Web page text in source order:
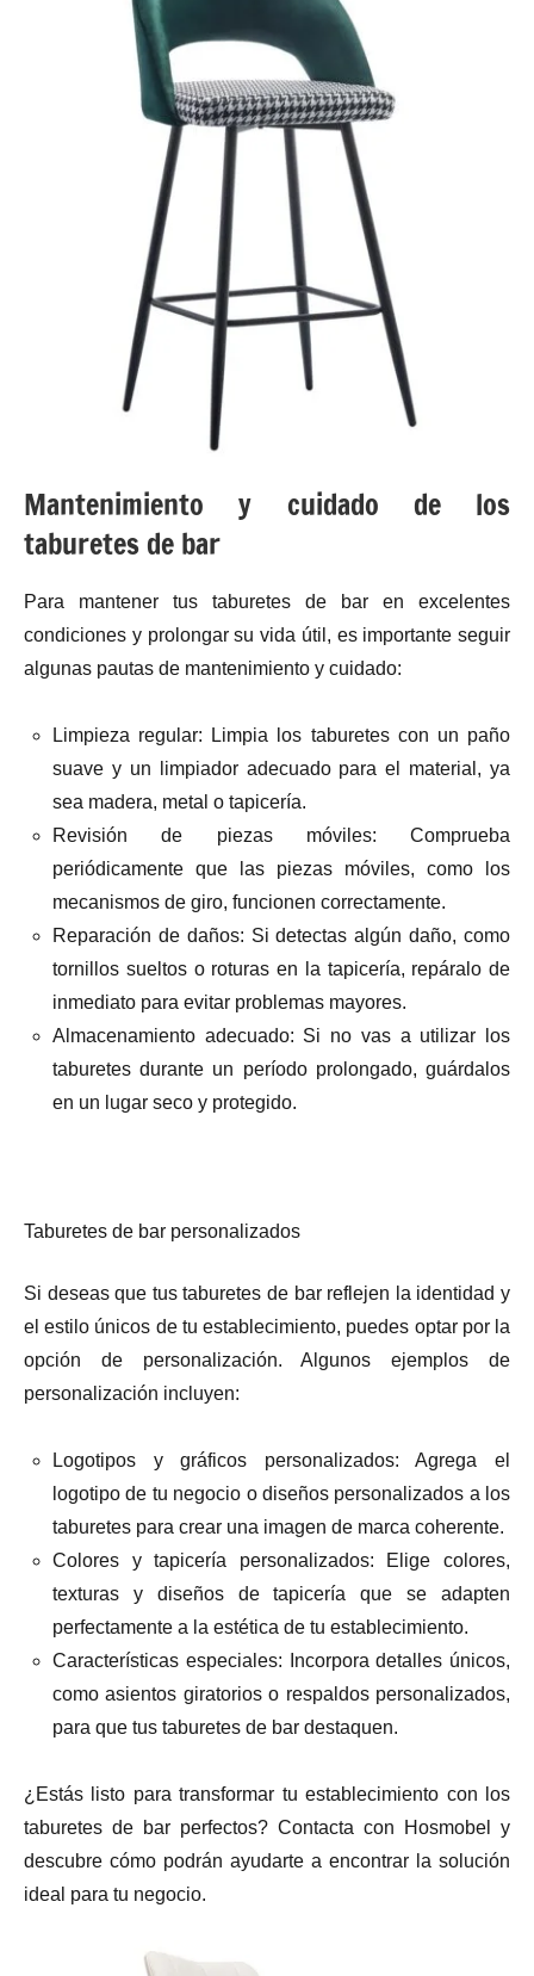
Mantenimiento y cuidado de los
taburetes de bar
Para mantener tus taburetes de bar en excelentes
condiciones y prolongar su vida útil, es importante seguir
algunas pautas de mantenimiento y cuidado:
Limpieza regular: Limpia los taburetes con un paño
suave y un limpiador adecuado para el material, ya
sea madera, metal o tapicería.
Revisión de piezas móviles: Comprueba
periódicamente que las piezas móviles, como los
mecanismos de giro, funcionen correctamente.
Reparación de daños: Si detectas algún daño, como
tornillos sueltos o roturas en la tapicería, repáralo de
inmediato para evitar problemas mayores.
Almacenamiento adecuado: Si no vas a utilizar los
taburetes durante un período prolongado, guárdalos
en un lugar seco y protegido.
Taburetes de bar personalizados
Si deseas que tus taburetes de bar reflejen la identidad y
el estilo únicos de tu establecimiento, puedes optar por la
opción de personalización. Algunos ejemplos de
personalización incluyen:
Logotipos y gráficos personalizados: Agrega el
logotipo de tu negocio o diseños personalizados a los
taburetes para crear una imagen de marca coherente.
Colores y tapicería personalizados: Elige colores,
texturas y diseños de tapicería que se adapten
perfectamente a la estética de tu establecimiento.
Características especiales: Incorpora detalles únicos,
como asientos giratorios o respaldos personalizados,
para que tus taburetes de bar destaquen.
¿Estás listo para transformar tu establecimiento con los
taburetes de bar perfectos? Contacta con Hosmobel y
descubre cómo podrán ayudarte a encontrar la solución
ideal para tu negocio.